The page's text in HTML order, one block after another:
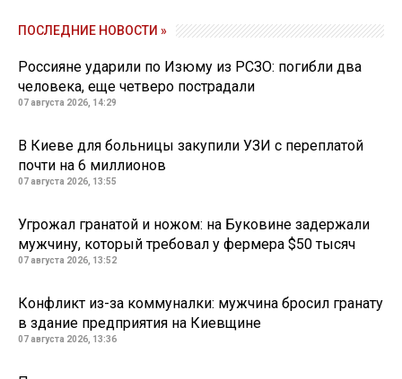
ПОСЛЕДНИЕ НОВОСТИ »
Россияне ударили по Изюму из РСЗО: погибли два
человека, еще четверо пострадали
07 августа 2026, 14:29
В Киеве для больницы закупили УЗИ с переплатой
почти на 6 миллионов
07 августа 2026, 13:55
Угрожал гранатой и ножом: на Буковине задержали
мужчину, который требовал у фермера $50 тысяч
07 августа 2026, 13:52
Конфликт из-за коммуналки: мужчина бросил гранату
в здание предприятия на Киевщине
07 августа 2026, 13:36